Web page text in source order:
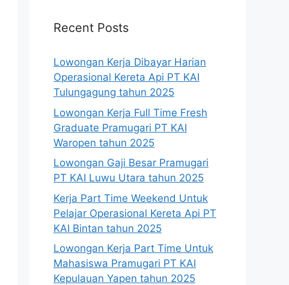
Recent Posts
Lowongan Kerja Dibayar Harian
Operasional Kereta Api PT KAI
Tulungagung tahun 2025
Lowongan Kerja Full Time Fresh
Graduate Pramugari PT KAI
Waropen tahun 2025
Lowongan Gaji Besar Pramugari
PT KAI Luwu Utara tahun 2025
Kerja Part Time Weekend Untuk
Pelajar Operasional Kereta Api PT
KAI Bintan tahun 2025
Lowongan Kerja Part Time Untuk
Mahasiswa Pramugari PT KAI
Kepulauan Yapen tahun 2025